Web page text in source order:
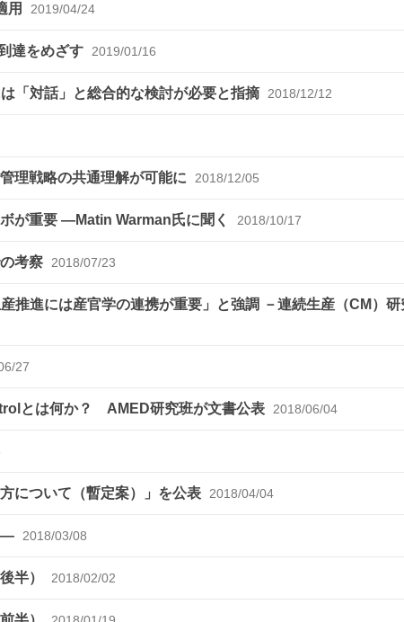
用 2019/04/24
達をめざす 2019/01/16
「対話」と総合的な検討が必要と指摘 2018/12/12
理戦略の共通理解が可能に 2018/12/05
が重要 ―Matin Warman氏に聞く 2018/10/17
考察 2018/07/23
進には産官学の連携が重要」と強調 －連続生産（CM）研
27
とは何か？ AMED研究班が文書公表 2018/06/04
について（暫定案）」を公表 2018/04/04
― 2018/03/08
半） 2018/02/02